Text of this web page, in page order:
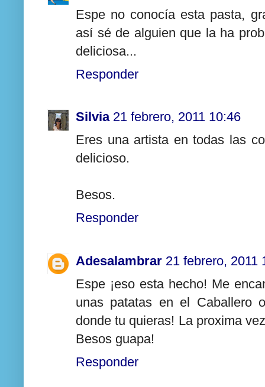
Espe no conocía esta pasta,
así sé de alguien que la ha
deliciosa...
Responder
Silvia 21 febrero, 2011 10:46
Eres una artista en todas las
delicioso.
Besos.
Responder
Adesalambrar 21 febrero, 2011
Espe ¡eso esta hecho! Me
unas patatas en el Caballero
donde tu quieras! La proxima
Besos guapa!
Responder